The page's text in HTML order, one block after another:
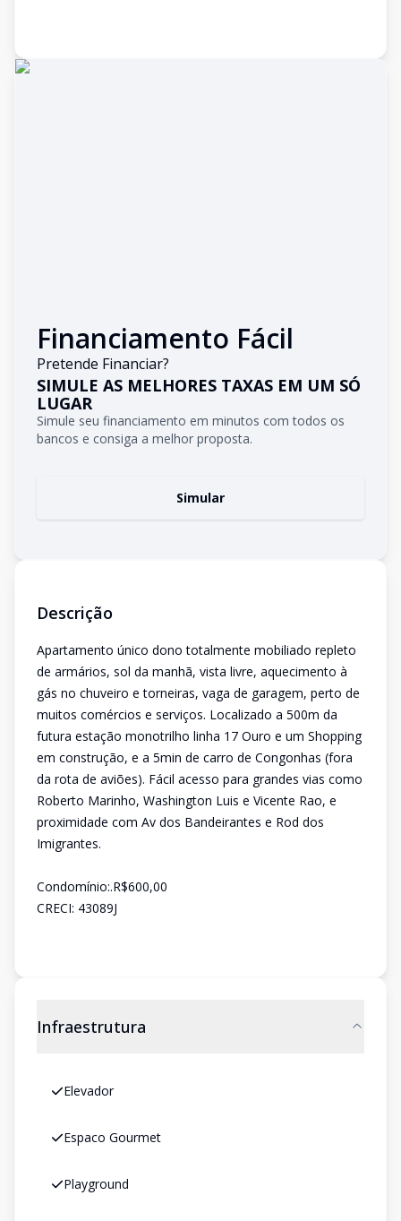
Financiamento Fácil
Pretende Financiar?
SIMULE AS MELHORES TAXAS EM UM SÓ
LUGAR
Simule seu financiamento em minutos com todos os
bancos e consiga a melhor proposta.
Simular
Descrição
Apartamento único dono totalmente mobiliado repleto
de armários, sol da manhã, vista livre, aquecimento à
gás no chuveiro e torneiras, vaga de garagem, perto de
muitos comércios e serviços. Localizado a 500m da
futura estação monotrilho linha 17 Ouro e um Shopping
em construção, e a 5min de carro de Congonhas (fora
da rota de aviões). Fácil acesso para grandes vias como
Roberto Marinho, Washington Luis e Vicente Rao, e
proximidade com Av dos Bandeirantes e Rod dos
Imigrantes.
Condomínio:.R$600,00
CRECI: 43089J
Infraestrutura
Elevador
Espaco Gourmet
Playground